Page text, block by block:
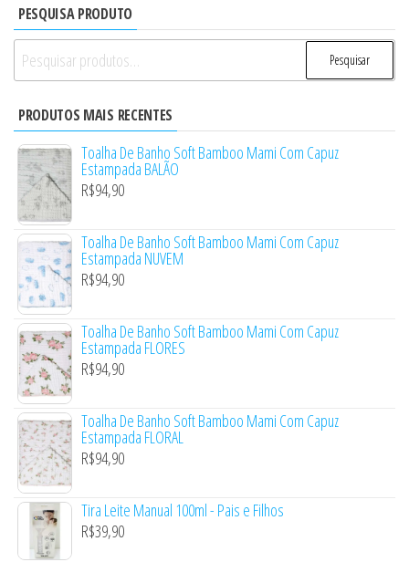
PESQUISA PRODUTO
Pesquisar
por:
Pesquisar
PRODUTOS MAIS RECENTES
Toalha De Banho Soft Bamboo Mami Com Capuz
Estampada BALÃO
R$94,90
Toalha De Banho Soft Bamboo Mami Com Capuz
Estampada NUVEM
R$94,90
Toalha De Banho Soft Bamboo Mami Com Capuz
Estampada FLORES
R$94,90
Toalha De Banho Soft Bamboo Mami Com Capuz
Estampada FLORAL
R$94,90
Tira Leite Manual 100ml - Pais e Filhos
R$39,90